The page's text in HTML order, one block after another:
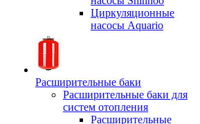
Циркуляционные
насосы Aquario
Расширительные баки
Расширительные баки для
систем отопления
Расширительные